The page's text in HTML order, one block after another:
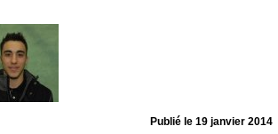
Publié le 19 janvier 2014